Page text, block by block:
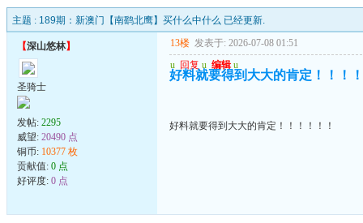
主题 : 189期：新澳门【南鹞北鹰】买什么中什么 已经更新.
【深山悠林】
圣骑士
发帖: 2295
威望: 20490 点
铜币: 10377 枚
贡献值: 0 点
好评度: 0 点
13楼 发表于: 2026-07-08 01:51
u 回复 u 编辑 u
好料就要得到大大的肯定！！！
好料就要得到大大的肯定！！！！！！